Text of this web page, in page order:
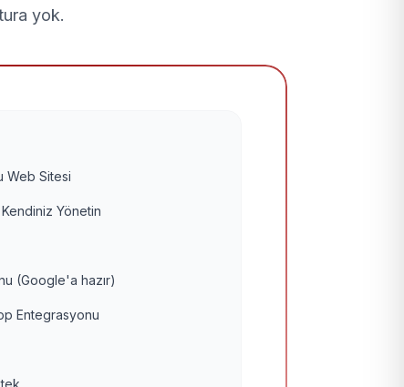
yok.
Web Sitesi
Yönetin
(Google'a hazır)
Entegrasyonu